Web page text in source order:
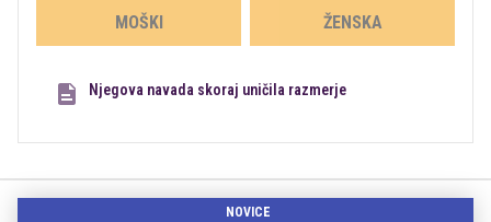
MOŠKI ŽENSKA
Njegova navada skoraj uničila razmerje
NOVICE